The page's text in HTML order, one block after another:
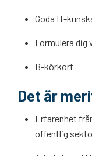
Goda IT-
Formulera dig
B-körkort
Det är
Erfarenhet
offentlig